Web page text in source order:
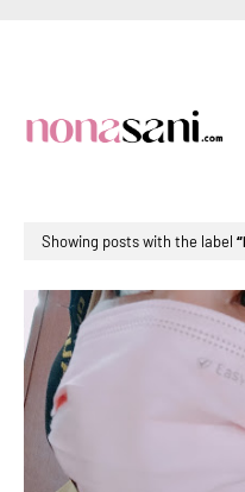
Showing posts with the label